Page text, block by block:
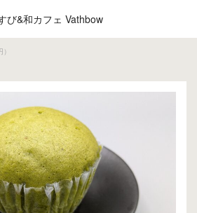
び&和カフェ Vathbow